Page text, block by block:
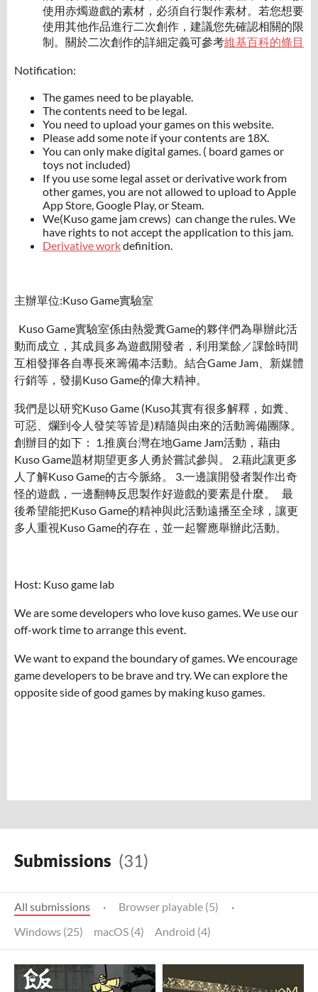
使用赤燭遊戲的素材，必須自行製作素材。若您想要
使用其他作品進行二次創作，建議您先確認相關的限
制。關於二次創作的詳細定義可參考維基百科的條目
Notification:
The games need to be playable.
The contents need to be legal.
You need to upload your games on this website.
Please add some note if your contents are 18X.
You can only make digital games. ( board games or
toys not included)
If you use some legal asset or derivative work from
other games, you are not allowed to upload to Apple
App Store, Google Play, or Steam.
We(Kuso game jam crews) can change the rules. We
have rights to not accept the application to this jam.
Derivative workdefinition.
主辦單位:Kuso Game實驗室
Kuso Game實驗室係由熱愛糞Game的夥伴們為舉辦此活
動而成立，其成員多為遊戲開發者，利用業餘／課餘時間
互相發揮各自專長來籌備本活動。結合Game Jam、新媒體
行銷等，發揚Kuso Game的偉大精神。
我們是以研究Kuso Game (Kuso其實有很多解釋，如糞、
可惡、爛到令人發笑等皆是)精隨與由來的活動籌備團隊。
創辦目的如下： 1.推廣台灣在地Game Jam活動，藉由
Kuso Game題材期望更多人勇於嘗試參與。 2.藉此讓更多
人了解Kuso Game的古今脈絡。 3.一邊讓開發者製作出奇
怪的遊戲，一邊翻轉反思製作好遊戲的要素是什麼。 最
後希望能把Kuso Game的精神與此活動遠播至全球，讓更
多人重視Kuso Game的存在，並一起響應舉辦此活動。
Host: Kuso game lab
We are some developers who love kuso games. We use our
off-work time to arrange this event.
We want to expand the boundary of games. We encourage
game developers to be brave and try. We can explore the
opposite side of good games by making kuso games.
Submissions (31)
All submissions · Browser playable (5)
·
Windows (25)
macOS (4) Android (4)